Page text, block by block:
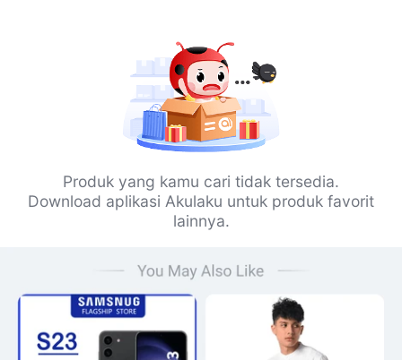
Produk yang kamu cari tidak tersedia.
Download aplikasi Akulaku untuk produk favorit
lainnya.